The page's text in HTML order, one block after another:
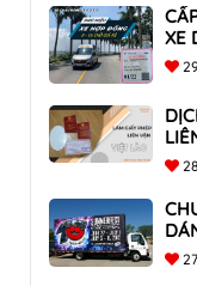
XE